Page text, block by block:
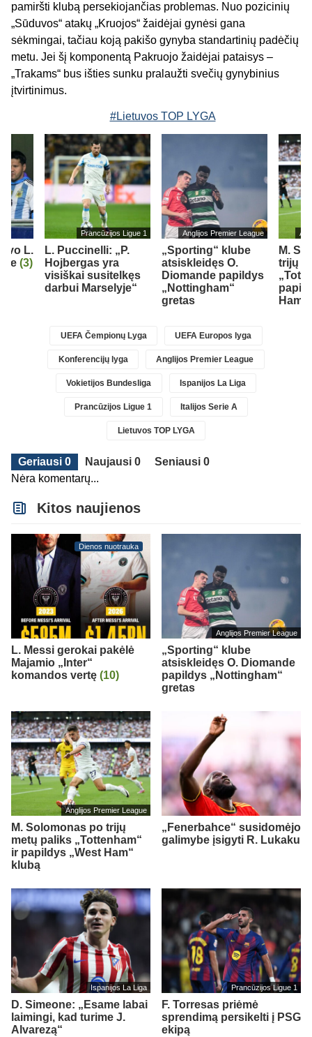
pamiršti klubą persekiojančias problemas. Nuo pozicinių
„Sūduvos“ atakų „Kruojos“ žaidėjai gynėsi gana
sėkmingai, tačiau koją pakišo gynyba standartinių padėčių
metu. Jei šį komponentą Pakruojo žaidėjai pataisys –
„Trakams“ bus išties sunku pralaužti svečių gynybinius
įtvirtinimus.
#Lietuvos TOP LYGA
L.
(3)
Prancūzijos Ligue 1
L. Puccinelli: „P.
Hojbergas yra
visiškai susitelkęs
darbui Marselyje“
Anglijos Premier League
„Sporting“ klube
atsiskleidęs O.
Diomande papildys
„Nottingham“
gretas
M.
trijų
UEFA Čempionų Lyga UEFA Europos lyga
Konferencijų lyga Anglijos Premier League
Vokietijos Bundesliga Ispanijos La Liga
Prancūzijos Ligue 1 Italijos Serie A
Lietuvos TOP LYGA
Geriausi 0 Naujausi 0
Seniausi 0
Nėra komentarų...
Kitos naujienos
Dienos nuotrauka
L. Messi gerokai pakėlė
Majamio „Inter“
komandos vertę (10)
Anglijos Premier League
„Sporting“ klube
atsiskleidęs O. Diomande
papildys „Nottingham“
gretas
Anglijos Premier League
M. Solomonas po trijų
metų paliks „Tottenham“
ir papildys „West Ham“
klubą
„Fenerbahce“ susidomėjo
galimybe įsigyti R. Lukaku
Ispanijos La Liga
D. Simeone: „Esame labai
laimingi, kad turime J.
Alvarezą“
Prancūzijos Ligue 1
F. Torresas priėmė
sprendimą persikelti į PSG
ekipą